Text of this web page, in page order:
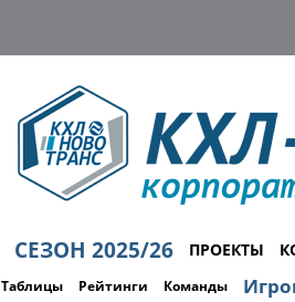
СЕЗОН 2025/26 ПРОЕКТЫ
Таблицы Рейтинги Команды